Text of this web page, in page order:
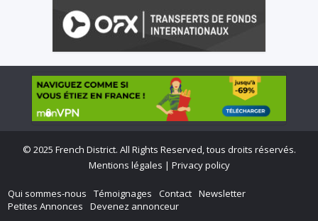
© 2025 French District. All Rights Reserved, tous droits réservés.
Mentions légales | Privacy policy
Qui sommes-nous Témoignages Contact Newsletter
Petites Annonces
Devenez annonceur